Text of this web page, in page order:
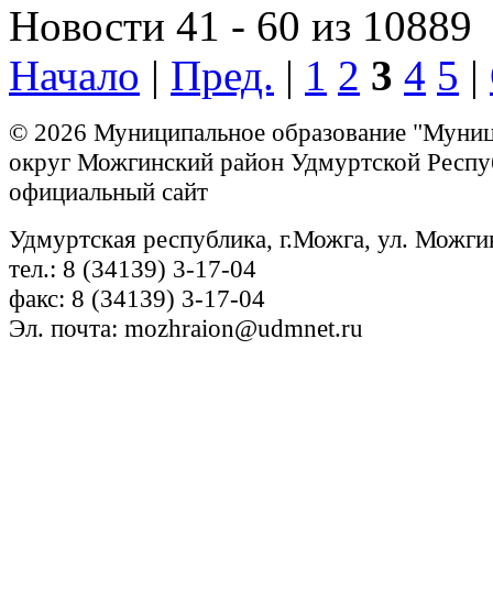
Новости 41 - 60 из 10889
Начало | Пред. | 1 2 3 4 5 |
© 2026 Муниципальное образование
округ Можгинский район Удмуртской
официальный сайт
Удмуртская республика, г.Можга, ул.
тел.: 8 (34139) 3-17-04
факс: 8 (34139) 3-17-04
Эл. почта: mozhraion@udmnet.ru